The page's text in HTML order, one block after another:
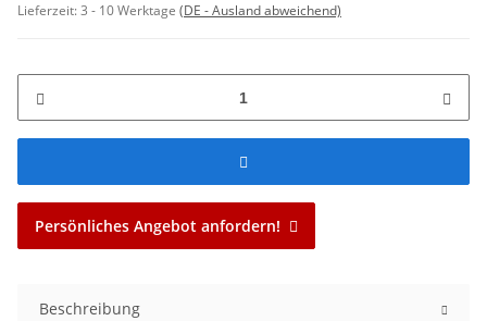
Lieferzeit:3 - 10 Werktage (DE - Ausland abweichend)
Persönliches Angebot anfordern!
Beschreibung